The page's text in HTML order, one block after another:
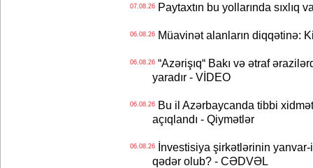
07.08.26Paytaxtın bu yollarında sıxlıq
06.08.26Müavinət alanların diqqətinə:
06.08.26“Azərişıq“ Bakı və ətraf
yaradır - VİDEO
06.08.26Bu il Azərbaycanda tibbi
açıqlandı - Qiymətlər
06.08.26İnvestisiya şirkətlərinin yanvar-
qədər olub? - CƏDVƏL